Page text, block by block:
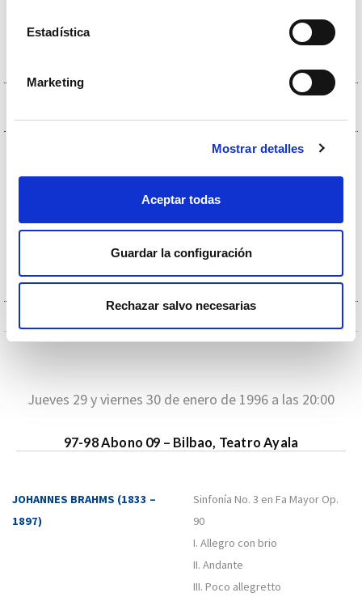
Estadística
Marketing
Mostrar detalles
Aceptar todas
Guardar la configuración
Rechazar salvo necesarias
Sinfonía nº 6 en si menor Op. 74
I. Adagio
IV. Finale: Adagio lamentoso –
Andante
Jueves 29 y viernes 30 de enero de 1996 a las 20:00
97-98 Abono 09 – Bilbao, Teatro Ayala
JOHANNES BRAHMS (1833 –
1897)
Sinfonía No. 3 en Fa Mayor Op.
90
I. Allegro con brio
II. Andante
III. Poco allegretto